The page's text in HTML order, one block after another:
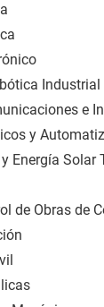
Industrial
e
y
Energía Solar
de Obras de